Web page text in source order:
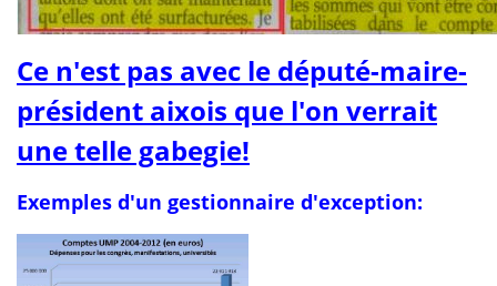
Ce n'est pas avec le député-maire-
président aixois que l'on verrait
une telle gabegie!
Exemples d'un gestionnaire d'exception: